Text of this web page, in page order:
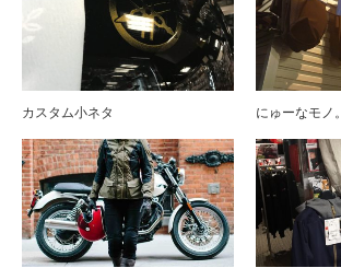
カスタム小ネタ にゅーなモノ。